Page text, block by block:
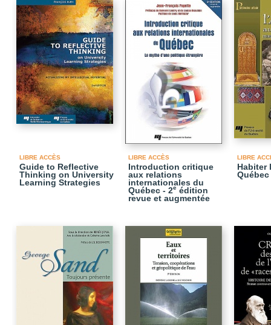
LIBRE ACCÈS
Guide to Reflective
Thinking on University
Learning Strategies
LIBRE ACCÈS
Introduction critique
aux relations
internationales du
Québec - 2e édition
revue et augmentée
LIBRE
Habiter
Québec